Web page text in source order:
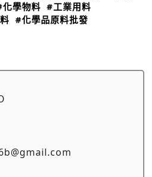
學物料 #工業用料
#化學品原料批發